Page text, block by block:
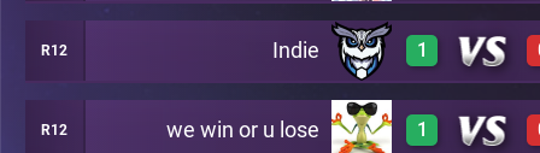
0 A13
R12 Indie 1
3 A13
R12 we win or u lose 1